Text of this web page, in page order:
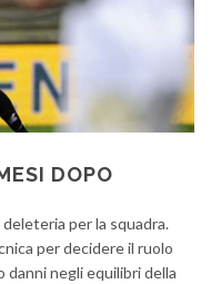
DOPO
per la squadra.
per decidere il ruolo
negli equilibri della